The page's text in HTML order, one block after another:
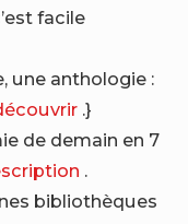
facile
une anthologie :
.}
de demain en 7
.
bibliothèques